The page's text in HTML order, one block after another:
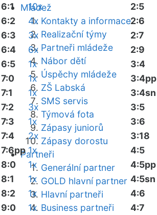
Mládež
Kontakty a informace
Realizační týmy
Partneři mládeže
Nábor dětí
Úspěchy mládeže
ZŠ Labská
SMS servis
Týmová fota
Zápasy juniorů
Zápasy dorostu
Partneři
Generální partner
GOLD hlavní partner
Hlavní partneři
Business partneři
6:1
10x
6:2
4x
6:3
3x
6:4
6x
6:5
1x
7:0
1x
7:1
1x
7:2
3x
7:3
1x
7:4
2x
7:6pp 1x
8:0
1x
8:1
1x
8:2
1x
9:0
1x
2:5
2:6
2:7
2:9
3:4
3:4pp
3:4sn
3:5
3:6
3:18
4:5
4:5pp
4:5sn
4:6
4:7